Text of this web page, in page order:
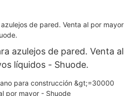
azulejos de pared. Venta al
líquidos - Shuode.